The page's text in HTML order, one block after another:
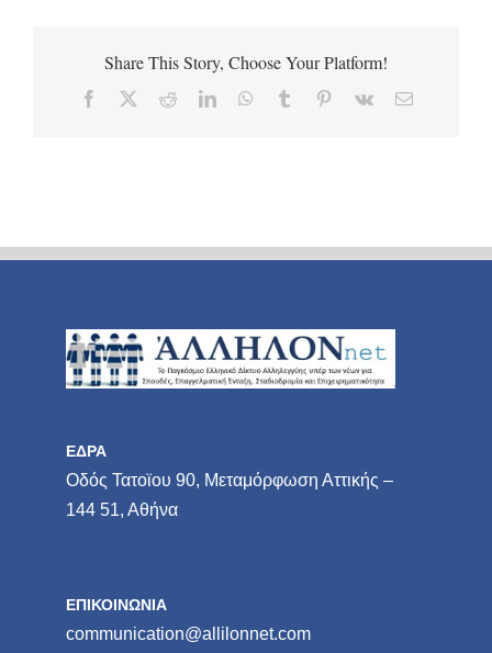
Share This Story, Choose Your Platform!
Facebook RedditLinkedInWhatsApp
Tumblr Pinterest
Vk Email
ΕΔΡΑ
Οδός Τατοϊου 90, Μεταμόρφωση Αττικής –
144 51, Αθήνα
ΕΠΙΚΟΙΝΩΝΙΑ
communication@allilonnet.com